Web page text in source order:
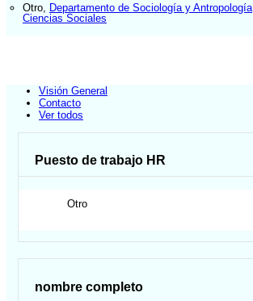
Otro Departamento de Sociología y Antropología
Ciencias Sociales
Visión General
Contacto
Ver todos
Puesto de trabajo HR
Otro
nombre completo